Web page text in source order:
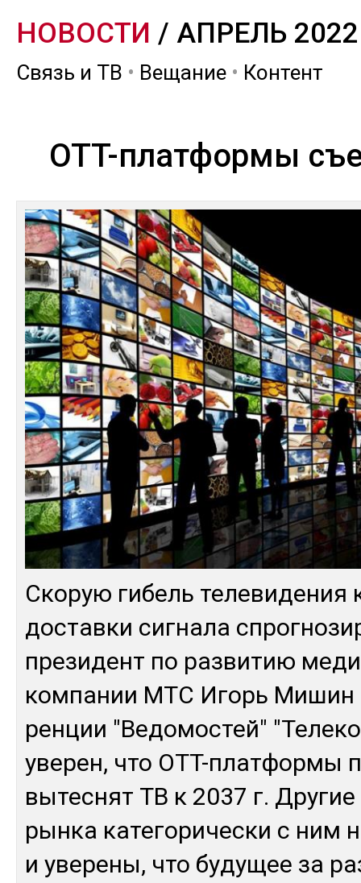
НОВОСТИ / АПРЕЛЬ 2022
Связь и ТВ • Вещание • Контент
OTT-платформы
Ско­рую ги­бель те­леви­дения
дос­тав­ки сиг­на­ла
пре­зидент по раз­ви­тию
ком­па­нии МТС Игорь
рен­ции "Ве­домос­тей"
уве­рен, что OTT-плат­фор­мы
вы­тес­нят ТВ к 2037 г. Дру­гие
рын­ка ка­тего­ричес­ки с ним
и уве­рены, что бу­дущее за